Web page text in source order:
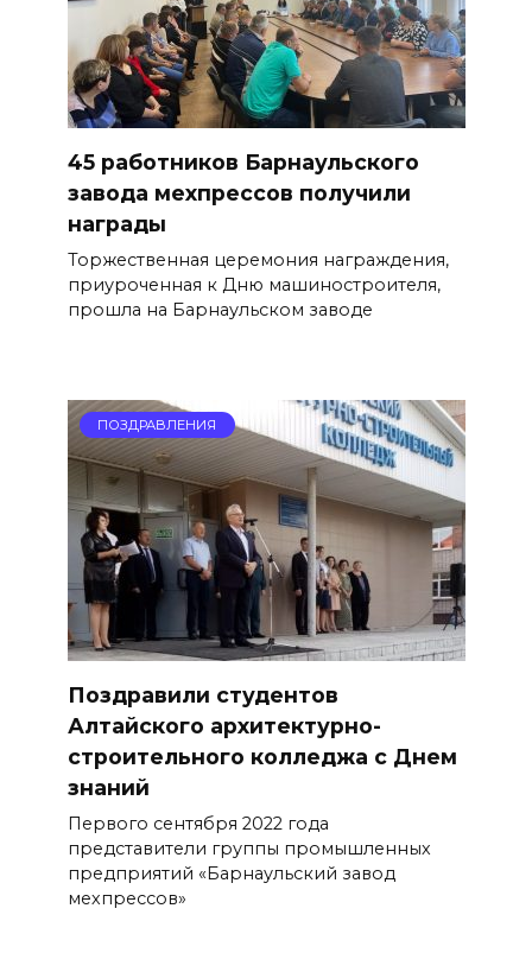
45 работников Барнаульского
завода мехпрессов получили
награды
Торжественная церемония награждения,
приуроченная к Дню машиностроителя,
прошла на Барнаульском заводе
ПОЗДРАВЛЕНИЯ
Поздравили студентов
Алтайского архитектурно-
строительного колледжа с Днем
знаний
Первого сентября 2022 года
представители группы промышленных
предприятий «Барнаульский завод
мехпрессов»